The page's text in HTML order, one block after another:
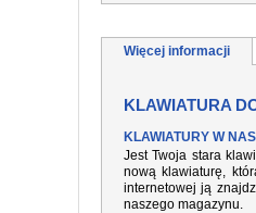
Więcej informacji
KLAWIATURA
KLAWIATURY W
Jest Twoja stara
nową klawiaturę,
internetowej ją
naszego magazynu.